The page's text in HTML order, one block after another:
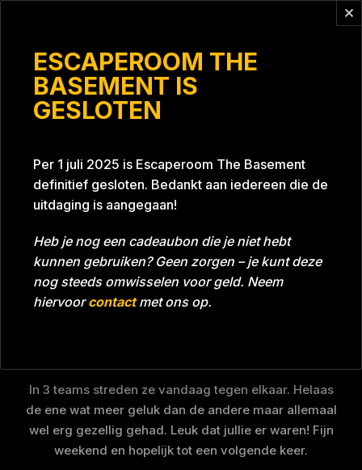
ESCAPEROOM THE
BASEMENT IS
GESLOTEN
Per 1 juli 2025 is Escaperoom The Basement
definitief gesloten. Bedankt aan iedereen die de
uitdaging is aangegaan!
Heb je nog een cadeaubon die je niet hebt
kunnen gebruiken? Geen zorgen – je kunt deze
nog steeds omwisselen voor geld. Neem
hiervoorcontactmet ons op.
Tijd Bijna gehaald Datum 19-03-2022
Room Project Blue 26A8
In 3 teams streden ze vandaag tegen elkaar. Helaas
de ene wat meer geluk dan de andere maar allemaal
wel erg gezellig gehad. Leuk dat jullie er waren! Fijn
weekend en hopelijk tot een volgende keer.